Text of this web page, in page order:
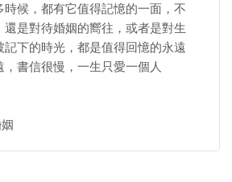
時候，都有它值得記憶的一面，不
還是對待婚姻的嚮往，或者是對生
記下的時光，都是值得回憶的永遠
書信很慢，一生只愛一個人